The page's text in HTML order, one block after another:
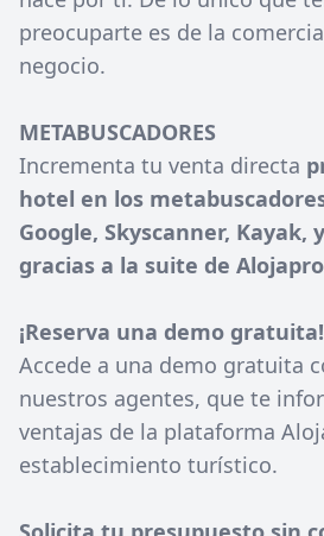
preocuparte es de la
negocio.
METABUSCADORES
Incrementa tu venta directa
hotel en los
Google, Skyscanner, Kayak,
gracias a la suite de
¡Reserva una demo gratuita!
Accede a una demo gratuita
nuestros agentes, que te
ventajas de la plataforma
establecimiento turístico.